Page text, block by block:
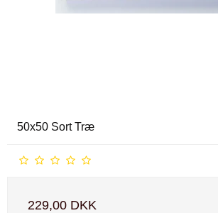
50x50 Sort Træ
229,00 DKK